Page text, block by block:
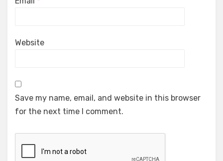
Website
Save my name, email, and website in this browser
for the next time I comment.